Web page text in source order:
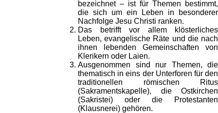
bezeichnet – ist für Themen bestimmt,
die sich um ein Leben in besonderer
Nachfolge Jesu Christi ranken.
Das betrifft vor allem klösterliches
Leben, evangelische Räte und die nach
ihnen lebenden Gemeinschaften von
Klerikern oder Laien.
Ausgenommen sind nur Themen, die
thematisch in eins der Unterforen für den
traditionellen römischen Ritus
(Sakramentskapelle), die Ostkirchen
(Sakristei) oder die Protestanten
(Klausnerei) gehören.